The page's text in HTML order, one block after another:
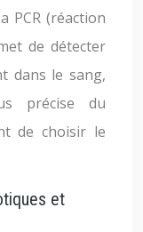
PCR (réaction
de détecter
dans le sang,
précise du
de choisir le
et